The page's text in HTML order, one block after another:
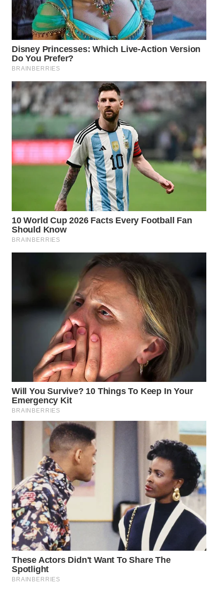
LIKUPANG
WN
LABUANBAJO
WN
BORNEO
Wahana
Media
WAHANA
WAHANA
ADVOKAT
WAHANA
WAHANA
TRAVEL
WAHANA
TV
WAHANANEWS
ID
WAHANANEWS
CO ID
WAHANANEWS
NET
WAHANA
SPORT
WAHANA